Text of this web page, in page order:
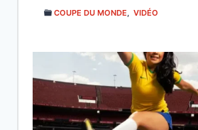
COUPE DU MONDE VIDÉO